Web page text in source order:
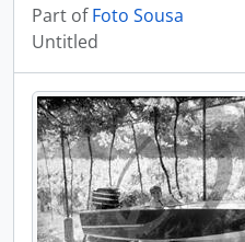
Part ofFoto Sousa
Untitled